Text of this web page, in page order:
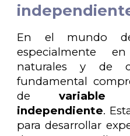
En el mundo
especialmente
naturales y de
fundamental
de variable
independiente.
para desarrollar